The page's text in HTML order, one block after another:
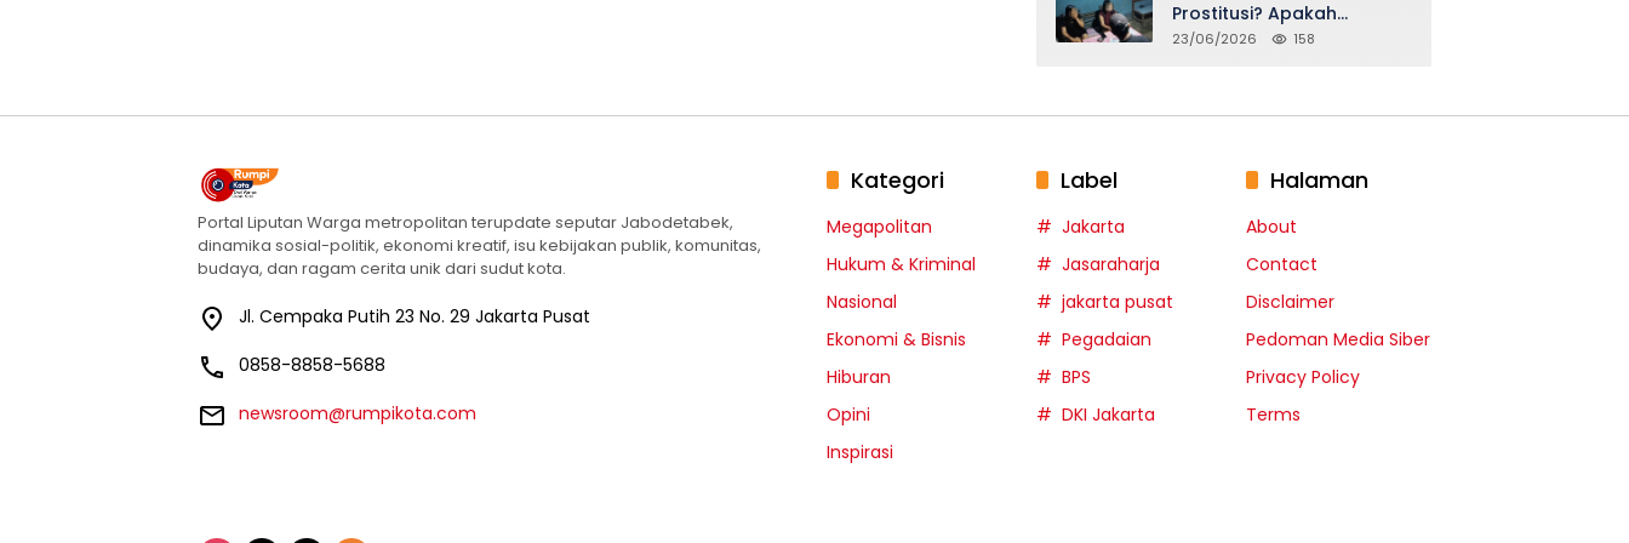
Prostitusi? Apakah
Seidentik itu?
23/06/2026 158
Portal Liputan Warga metropolitan terupdate seputar Jabodetabek,
dinamika sosial-politik, ekonomi kreatif, isu kebijakan publik, komunitas,
budaya, dan ragam cerita unik dari sudut kota.
Jl. Cempaka Putih 23 No. 29 Jakarta Pusat
0858-8858-5688
newsroom@rumpikota.com
Kategori
Megapolitan
Hukum & Kriminal
Nasional
Ekonomi & Bisnis
Hiburan
Opini
Inspirasi
Label
Jakarta
Jasaraharja
jakarta pusat
Pegadaian
BPS
DKI Jakarta
Halaman
About
Contact
Disclaimer
Pedoman Media Siber
Privacy Policy
Terms